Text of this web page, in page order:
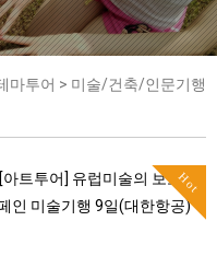
마투어 > 미술/건축/인문기행
Hot